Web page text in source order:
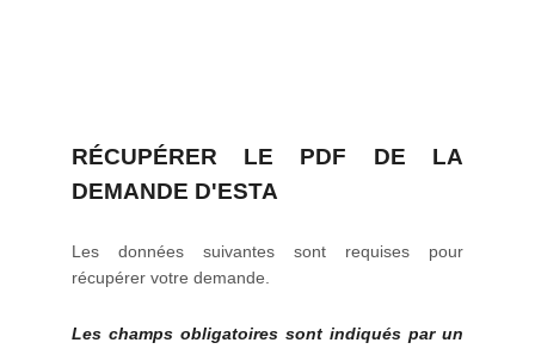
RÉCUPÉRER LE PDF DE LA
DEMANDE D'ESTA
Les données suivantes sont requises pour
récupérer votre demande.
Les champs obligatoires sont indiqués par un